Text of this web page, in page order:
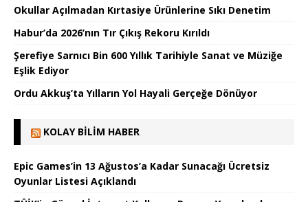
Okullar Açılmadan Kırtasiye Ürünlerine Sıkı Denetim
Habur’da 2026’nın Tır Çıkış Rekoru Kırıldı
Şerefiye Sarnıcı Bin 600 Yıllık Tarihiyle Sanat ve Müziğe
Eşlik Ediyor
Ordu Akkuş’ta Yılların Yol Hayali Gerçeğe Dönüyor
KOLAY BILIM HABER
Epic Games’in 13 Ağustos’a Kadar Sunacağı Ücretsiz
Oyunlar Listesi Açıklandı